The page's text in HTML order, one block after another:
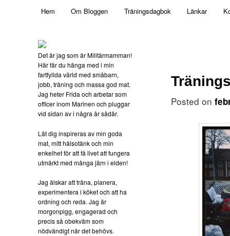
Militärmamman
Skip to primary content
Hem Om Bloggen Träningsdagbok Länkar
Posted on
Det är jag som är Militärmamman!
Här får du hänga med i min
fartfyllda värld med småbarn,
jobb, träning och massa god mat.
Jag heter Frida och arbetar som
officer inom Marinen och pluggar
vid sidan av i några år sådär.
Låt dig inspireras av min goda
mat, mitt hälsotänk och min
enkelhet för att få livet att fungera
utmärkt med många järn i elden!
Jag älskar att träna, planera,
experimentera i köket och att ha
ordning och reda. Jag är
morgonpigg, engagerad och
precis så obekväm som
nödvändigt när det behövs.